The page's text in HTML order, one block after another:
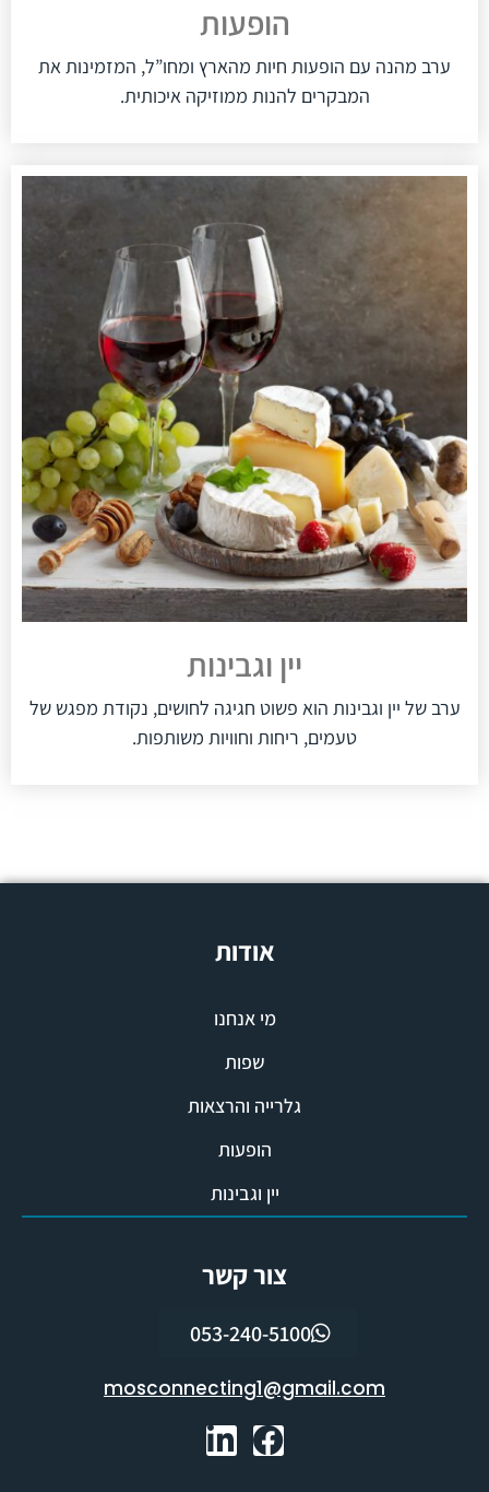
הופעות
ערב מהנה עם הופעות חיות מהארץ ומחו”ל, המזמינות את
המבקרים להנות ממוזיקה איכותית.
יין וגבינות
ערב של יין וגבינות הוא פשוט חגיגה לחושים, נקודת מפגש של
טעמים, ריחות וחוויות משותפות.
אודות
מי אנחנו
שפות
גלרייה והרצאות
הופעות
יין וגבינות
צור קשר
053-240-5100
mosconnecting1@gmail.com